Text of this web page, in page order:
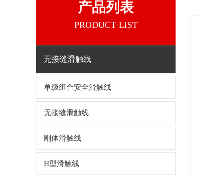
产品列表
PRODUCT LIST
无接缝滑触线
单级组合安全滑触线
无接缝滑触线
刚体滑触线
H型滑触线